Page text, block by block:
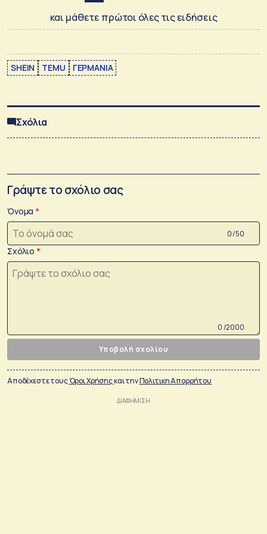
και μάθετε πρώτοι όλες τις ειδήσεις
SHEIN TEMU ΓΕΡΜΑΝΙΑ
Σχόλια
Γράψτε το σχόλιο σας
Όνομα
0 /50
Σχόλιο
0 /2000
Υποβολή σχολίου
Αποδέχεστε τουςΌροι Χρήσηςκαι τηνΠολιτικη Απορρήτου